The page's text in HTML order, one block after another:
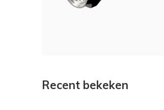
Recent bekeken